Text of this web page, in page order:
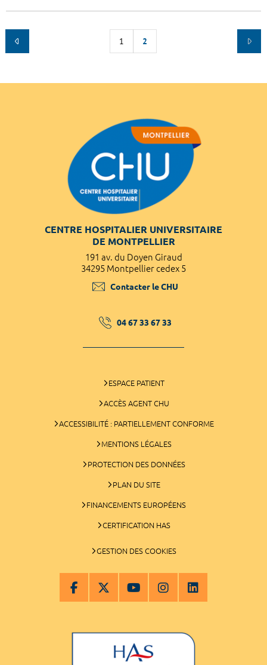
1 2
CENTRE HOSPITALIER UNIVERSITAIRE
DE MONTPELLIER
191 av. du Doyen Giraud
34295 Montpellier cedex 5
Contacter le CHU
04 67 33 67 33
ESPACE PATIENT
ACCÈS AGENT CHU
ACCESSIBILITÉ : PARTIELLEMENT CONFORME
MENTIONS LÉGALES
PROTECTION DES DONNÉES
PLAN DU SITE
FINANCEMENTS EUROPÉENS
CERTIFICATION HAS
GESTION DES COOKIES